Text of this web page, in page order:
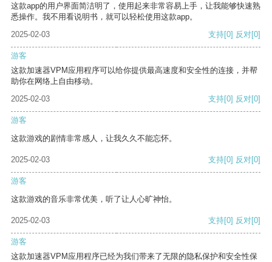
这款app的用户界面简洁明了，使用起来非常容易上手，让我能够快速熟
悉操作。我不用看说明书，就可以轻松使用这款app。
2025-02-03
支持[0] 反对[0]
游客
这款加速器VPM应用程序可以给你提供最高速度和安全性的连接，并帮
助你在网络上自由移动。
2025-02-03
支持[0] 反对[0]
游客
这款游戏的剧情非常感人，让我久久不能忘怀。
2025-02-03 支持[0] 反对[0]
游客
这款游戏的音乐非常优美，听了让人心旷神怡。
2025-02-03 支持[0] 反对[0]
游客
这款加速器VPM应用程序已经为我们带来了无限的隐私保护和安全性保